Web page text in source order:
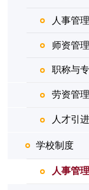
人事管理
师资管理
职称与
劳资管理
人才引进
学校制度
人事管理